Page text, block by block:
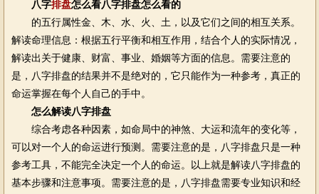
八字排盘怎么看八字排盘怎么看的
的五行属性金、木、水、火、土，以及它们之间的相互关系。
解读命理信息：根据五行平衡和相互作用，结合个人的实际情况，
解读出关于健康、财富、事业、婚姻等方面的信息。需要注意的
是，八字排盘的结果并不是绝对的，它只能作为一种参考，真正的
命运掌握在每个人自己的手中。
怎么解读八字排盘
综合考虑各种因素，如命局中的神煞、大运和流年的变化等，
可以对一个人的命运进行预测。需要注意的是，八字排盘只是一种
参考工具，不能完全决定一个人的命运。以上就是解读八字排盘的
基本步骤和注意事项。需要注意的是，八字排盘需要专业知识和经